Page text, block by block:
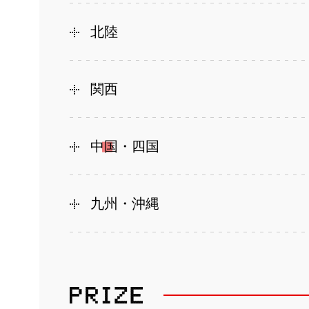
北陸
関西
中国・四国
九州・沖縄